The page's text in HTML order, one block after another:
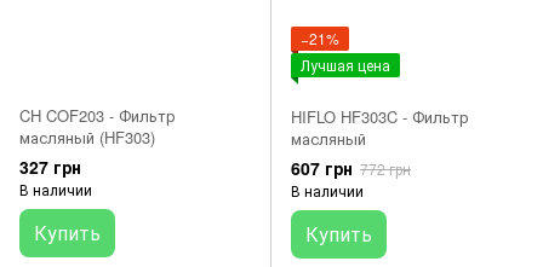
CH COF203 - Фильтр
масляный (HF303)
327 грн
В наличии
Купить
−21%
Лучшая цена
HIFLO HF303C - Фильтр
масляный
607 грн 772 грн
В наличии
Купить